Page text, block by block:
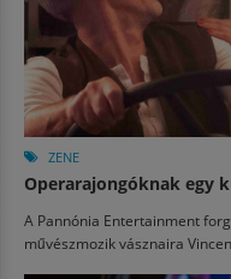
ZENE
Operarajongóknak egy
A Pannónia Entertainment
művészmozik vásznaira